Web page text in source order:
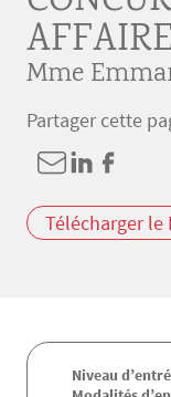
Mme
Partager cette
Télécharger le
Niveau